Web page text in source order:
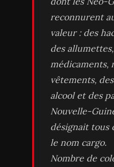
reconnurent
valeur : des
des
médicaments,
vêtements,
alcool et des
Nouvelle-
désignait tous
le nom cargo.
Nombre de